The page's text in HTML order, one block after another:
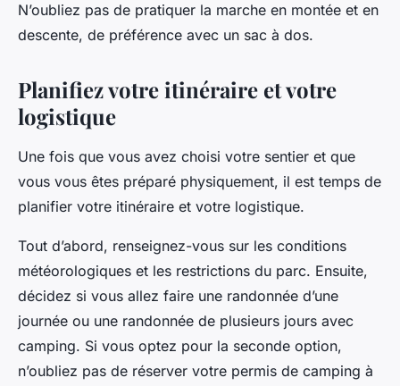
N’oubliez pas de pratiquer la marche en montée et en
descente, de préférence avec un sac à dos.
Planifiez votre itinéraire et votre
logistique
Une fois que vous avez choisi votre sentier et que
vous vous êtes préparé physiquement, il est temps de
planifier votre itinéraire et votre logistique.
Tout d’abord, renseignez-vous sur les conditions
météorologiques et les restrictions du parc. Ensuite,
décidez si vous allez faire une randonnée d’une
journée ou une randonnée de plusieurs jours avec
camping. Si vous optez pour la seconde option,
n’oubliez pas de réserver votre permis de camping à